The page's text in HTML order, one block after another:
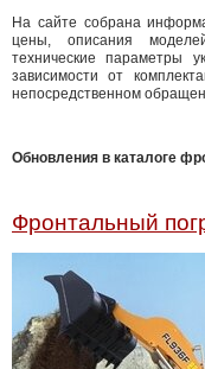
На сайте собрана
цены, описания
технические параметры
зависимости от
непосредственном
Обновления в каталоге
Фронтальный